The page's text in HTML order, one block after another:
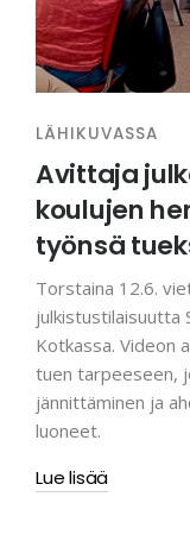
LÄHIKUVASSA
Avittaja
koulujen
työnsä
Torstaina 12.6.
julkistustilaisuutta
Kotkassa. Videon
tuen tarpeeseen,
jännittäminen ja
luoneet.
Lue lisää